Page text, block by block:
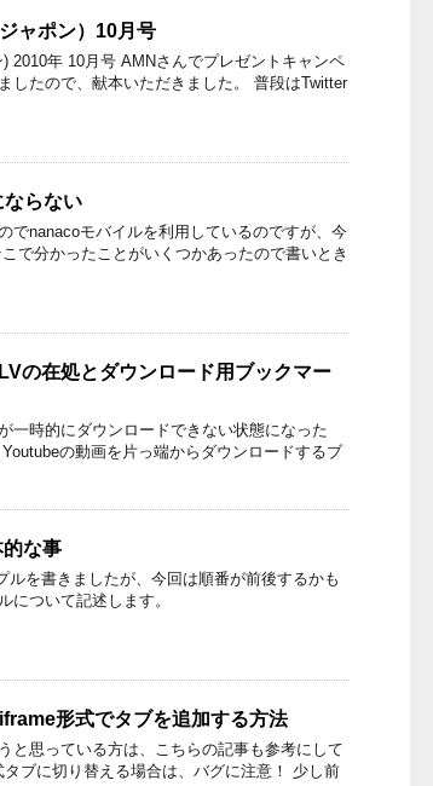
ャポン）10月号
2010年 10月号 AMNさんでプレゼントキャンペ
したので、献本いただきました。 普段はTwitter
らない
でnanacoモバイルを利用しているのですが、今
で分かったことがいくつかあったので書いとき
の在処とダウンロード用ブックマー
一時的にダウンロードできない状態になった
の動画を片っ端からダウンロードするブ
な事
を書きましたが、今回は順番が前後するかも
について記述します。
形式でタブを追加する方法
と思っている方は、こちらの記事も参考にして
ブに切り替える場合は、バグに注意！ 少し前